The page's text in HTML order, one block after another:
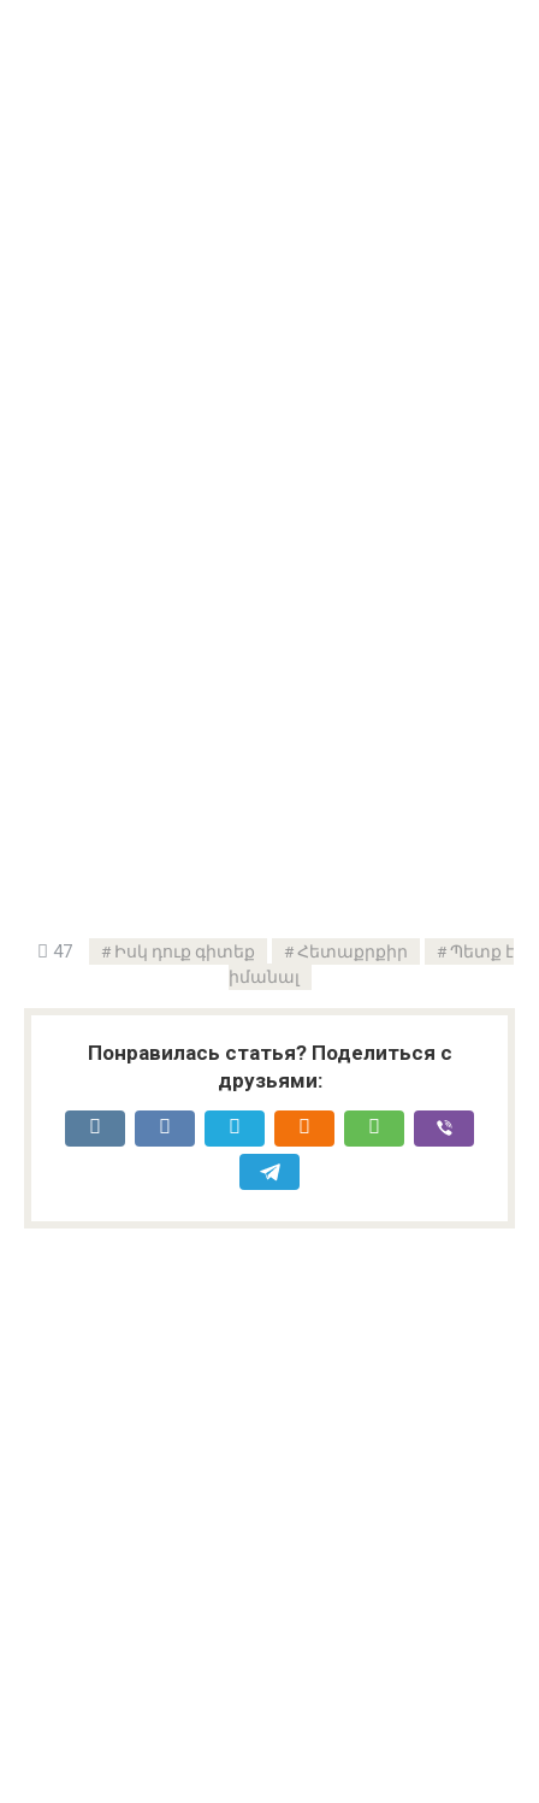
47 Իսկ դուք գիտեք Հետաքրքիր
Պետք է
իմանալ
Понравилась статья? Поделиться с
друзьями: